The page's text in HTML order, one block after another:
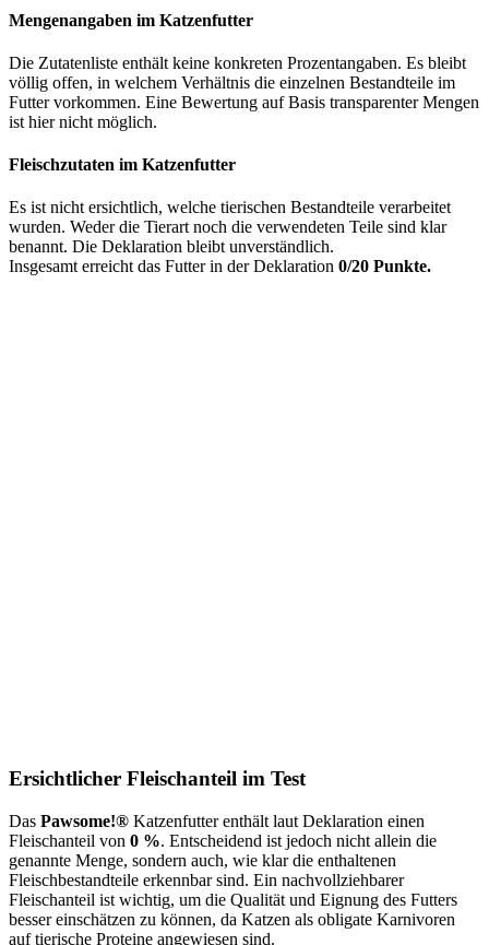
Mengenangaben im Katzenfutter
Die Zutatenliste enthält keine konkreten Prozentangaben. Es bleibt
völlig offen, in welchem Verhältnis die einzelnen Bestandteile im
Futter vorkommen. Eine Bewertung auf Basis transparenter Mengen
ist hier nicht möglich.
Fleischzutaten im Katzenfutter
Es ist nicht ersichtlich, welche tierischen Bestandteile verarbeitet
wurden. Weder die Tierart noch die verwendeten Teile sind klar
benannt. Die Deklaration bleibt unverständlich.
Insgesamt erreicht das Futter in der Deklaration 0/20 Punkte.
Ersichtlicher Fleischanteil im Test
Das Pawsome!® Katzenfutter enthält laut Deklaration einen
Fleischanteil von 0 %. Entscheidend ist jedoch nicht allein die
genannte Menge, sondern auch, wie klar die enthaltenen
Fleischbestandteile erkennbar sind. Ein nachvollziehbarer
Fleischanteil ist wichtig, um die Qualität und Eignung des Futters
besser einschätzen zu können, da Katzen als obligate Karnivoren
auf tierische Proteine angewiesen sind.